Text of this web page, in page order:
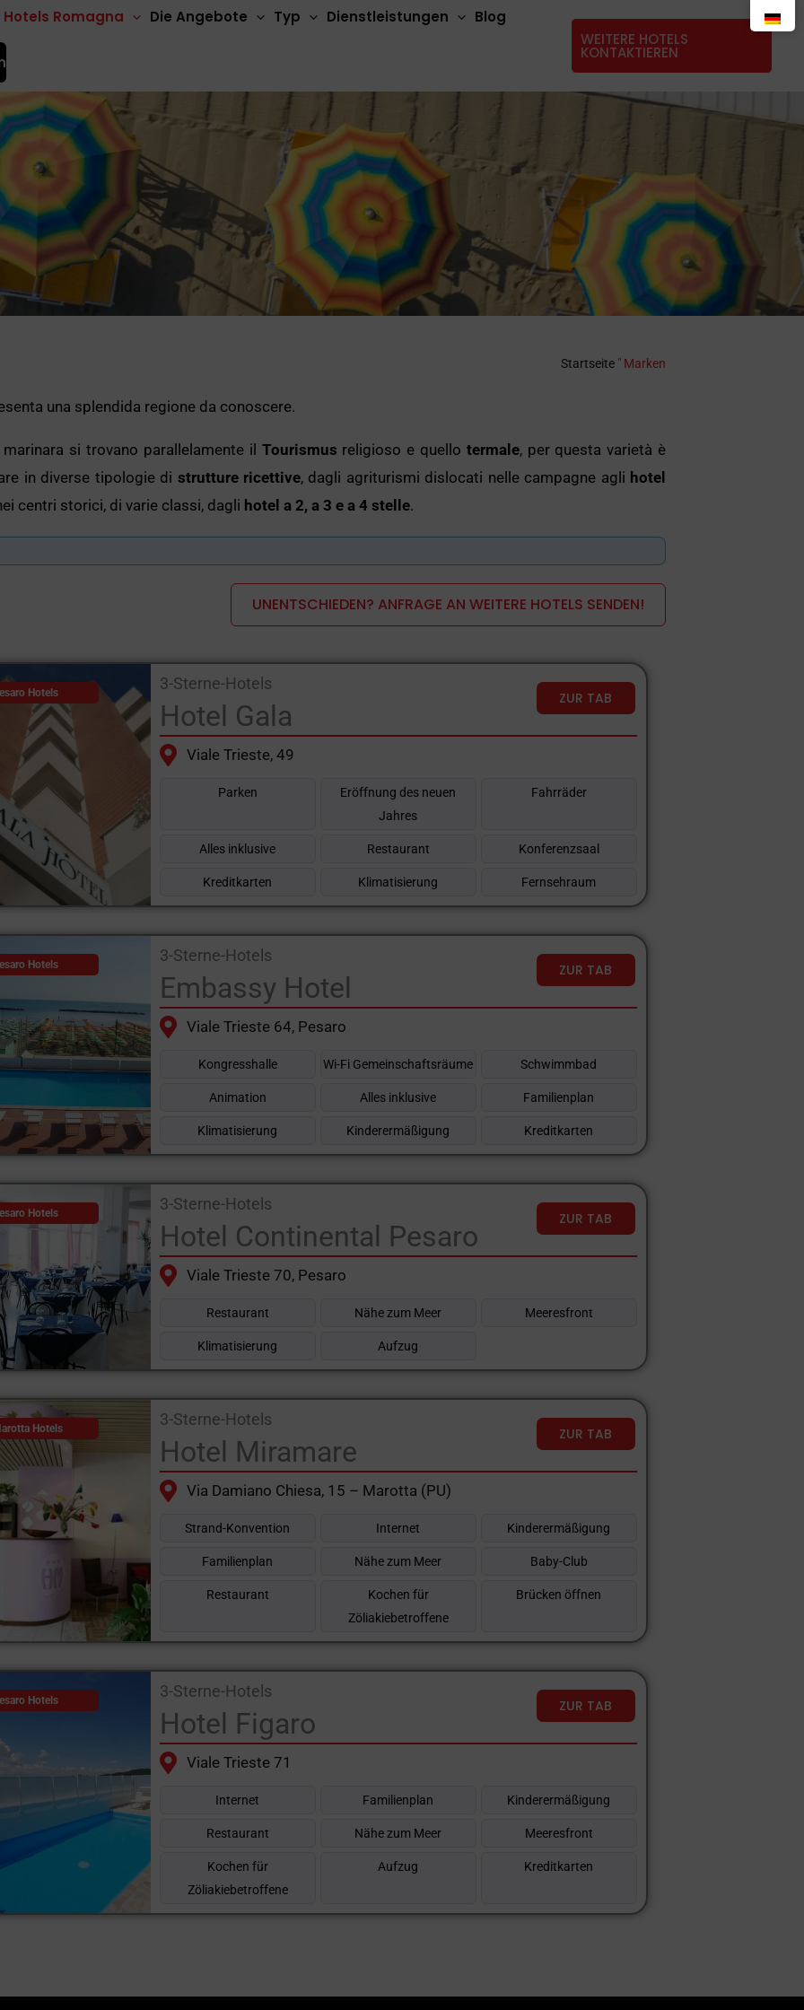
Hotels Romagna Die Angebote Typ Dienstleistungen Blog
WEITERE HOTELS
KONTAKTIEREN
Startseite " Marken
una splendida regione da conoscere.
si trovano parallelamente il Tourismus religioso e quello termale, per questa varietà è
in diverse tipologie di strutture ricettive, dagli agriturismi dislocati nelle campagne agli hotel
centri storici, di varie classi, dagli hotel a 2, a 3 e a 4 stelle.
offrono spazi di relax, per l’ideale benessere del corpo e della mente. Terrazze panoramiche,
da un allegro staff di animazione sempre pronto a regalarvi un sorriso e anche i vostri figli
tra mille attività creative.
UNENTSCHIEDEN? ANFRAGE AN WEITERE HOTELS SENDEN!
Hotels 3-Sterne-Hotels
ZUR TAB
Hotel Gala
Viale Trieste, 49
Parken
Eröffnung des neuen
Jahres
Fahrräder
Alles inklusive Restaurant Konferenzsaal
Kreditkarten Klimatisierung Fernsehraum
Hotels 3-Sterne-Hotels
ZUR TAB
Embassy Hotel
Viale Trieste 64, Pesaro
Kongresshalle Wi-Fi Gemeinschaftsräume Schwimmbad
Animation Alles inklusive Familienplan
Klimatisierung Kinderermäßigung Kreditkarten
Hotels 3-Sterne-Hotels
ZUR TAB
Hotel Continental Pesaro
Viale Trieste 70, Pesaro
Restaurant Nähe zum Meer Meeresfront
Klimatisierung Aufzug
Hotels 3-Sterne-Hotels
ZUR TAB
Hotel Miramare
Via Damiano Chiesa, 15 – Marotta (PU)
Strand-Konvention Internet Kinderermäßigung
Familienplan Nähe zum Meer Baby-Club
Restaurant
Kochen für
Zöliakiebetroffene
Brücken öffnen
Hotels 3-Sterne-Hotels
ZUR TAB
Hotel Figaro
Viale Trieste 71
Internet Familienplan Kinderermäßigung
Restaurant Nähe zum Meer Meeresfront
Kochen für
Zöliakiebetroffene
Aufzug Kreditkarten